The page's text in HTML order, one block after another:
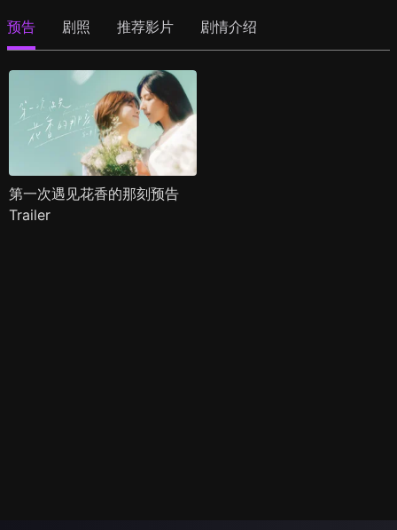
预告 剧照 推荐影片 剧情介绍
第一次遇见花香的那刻预告
Trailer